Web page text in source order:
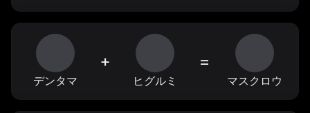
デンタマ
+
ヒグルミ
=
マスクロウ